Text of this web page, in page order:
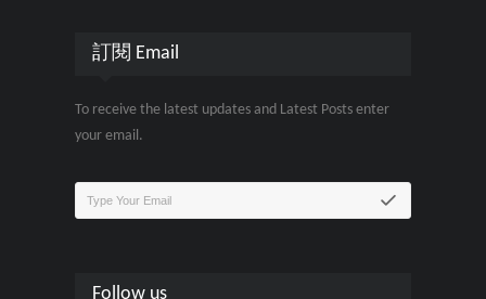
訂閱 Email
To receive the latest updates and Latest Posts enter
your email.
Follow us